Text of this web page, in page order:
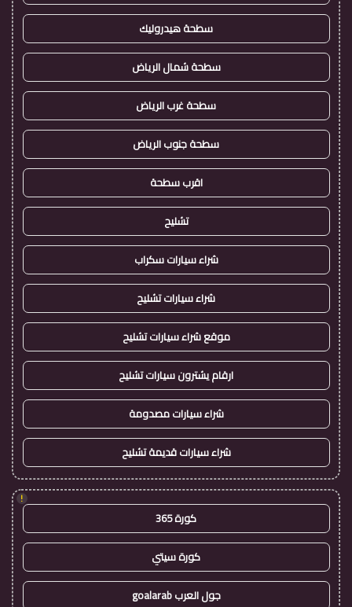
سطحة هيدروليك
سطحة شمال الرياض
سطحة غرب الرياض
سطحة جنوب الرياض
اقرب سطحة
تشليح
شراء سيارات سكراب
شراء سيارات تشليح
موقع شراء سيارات تشليح
ارقام يشترون سيارات تشليح
شراء سيارات مصدومة
شراء سيارات قديمة تشليح
!
كورة 365
كورة سيتي
جول العرب goalarab